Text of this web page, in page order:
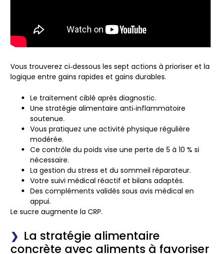
Vous trouverez ci‑dessous les sept actions à prioriser et la
logique entre gains rapides et gains durables.
Le traitement ciblé après diagnostic.
Une stratégie alimentaire anti‑inflammatoire
soutenue.
Vous pratiquez une activité physique régulière
modérée.
Ce contrôle du poids vise une perte de 5 à 10 % si
nécessaire.
La gestion du stress et du sommeil réparateur.
Votre suivi médical réactif et bilans adaptés.
Des compléments validés sous avis médical en
appui.
Le sucre augmente la CRP.
La stratégie alimentaire
concrète avec aliments à favoriser